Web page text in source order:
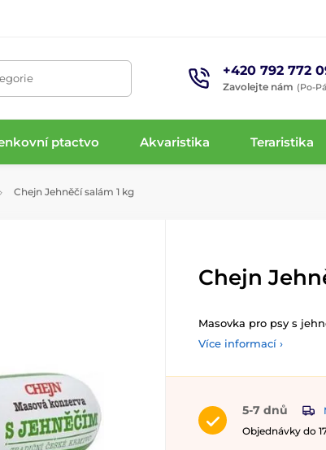
+420 792 772
Zavolejte nám (Po-
ptactvo Akvaristika Teraristika
Chejn Jehněčí salám 1 kg
Chejn
Masovka pro psy s
Více informací ›
5-7 dnů
Objednávky do